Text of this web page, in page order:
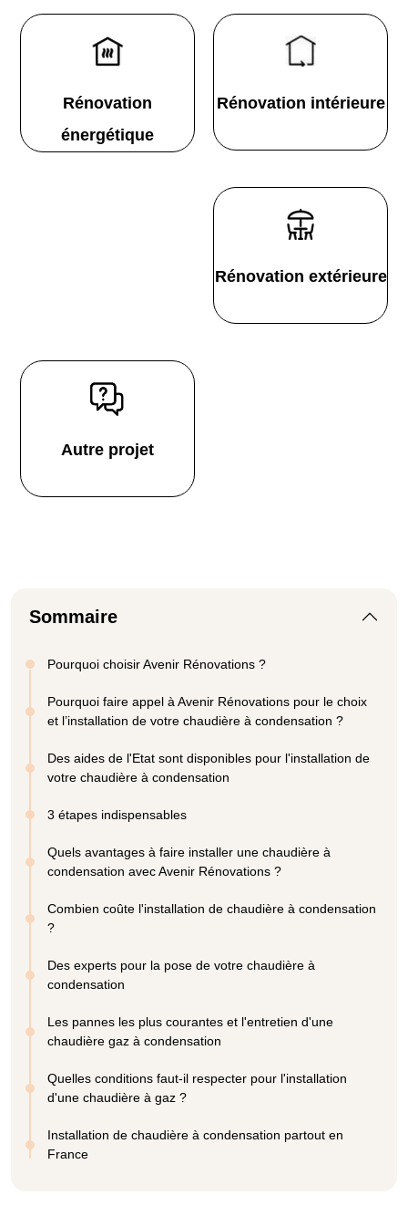
Rénovation
énergétique
Rénovation intérieure
Rénovation extérieure
Autre projet
Sommaire
Pourquoi choisir Avenir Rénovations ?
Pourquoi faire appel à Avenir Rénovations pour le choix
et l’installation de votre chaudière à condensation ?
Des aides de l'Etat sont disponibles pour l'installation de
votre chaudière à condensation
3 étapes indispensables
Quels avantages à faire installer une chaudière à
condensation avec Avenir Rénovations ?
Combien coûte l'installation de chaudière à condensation
?
Des experts pour la pose de votre chaudière à
condensation
Les pannes les plus courantes et l'entretien d'une
chaudière gaz à condensation
Quelles conditions faut-il respecter pour l'installation
d'une chaudière à gaz ?
Installation de chaudière à condensation partout en
France